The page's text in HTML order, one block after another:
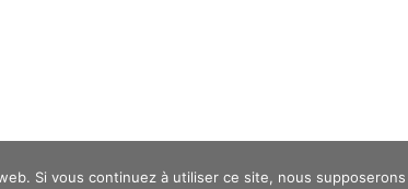
Si vous continuez à utiliser ce site, nous